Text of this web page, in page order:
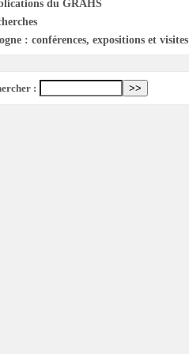
du GRAHS
: conférences, expositions et visites
: